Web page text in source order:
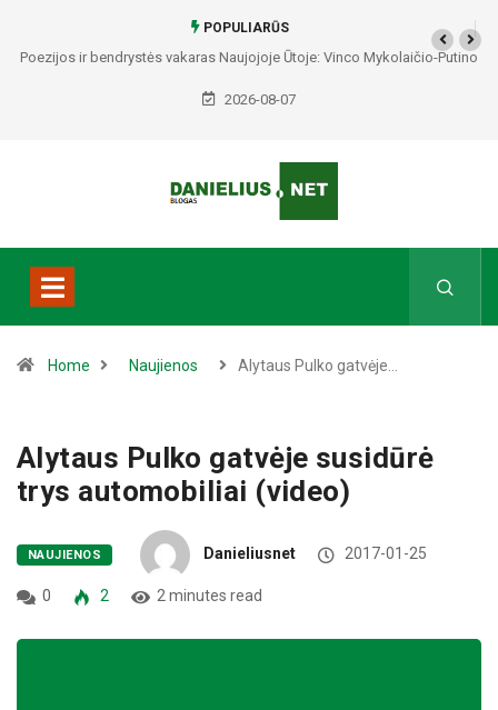
POPULIARŪS
Poezijos ir bendrystės vakaras Naujojoje Ūtoje: Vinco Mykolaičio-Putino
tėviškėje skambės eilės, dainos ir arbatos puodelių šiluma
2026-08-07
Home Naujienos Alytaus Pulko gatvėje…
Alytaus Pulko gatvėje susidūrė
trys automobiliai (video)
NAUJIENOS Danieliusnet 2017-01-25
0 2 2 minutes read